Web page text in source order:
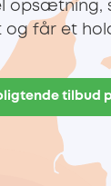
opsætning,
får et
tilbud